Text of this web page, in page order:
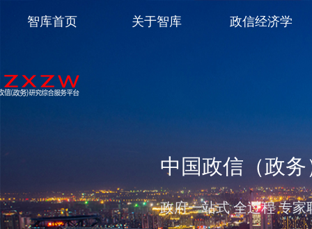
中国政信（政
政府一站式 全过程 专
智库首页 关于智库 政信经济学